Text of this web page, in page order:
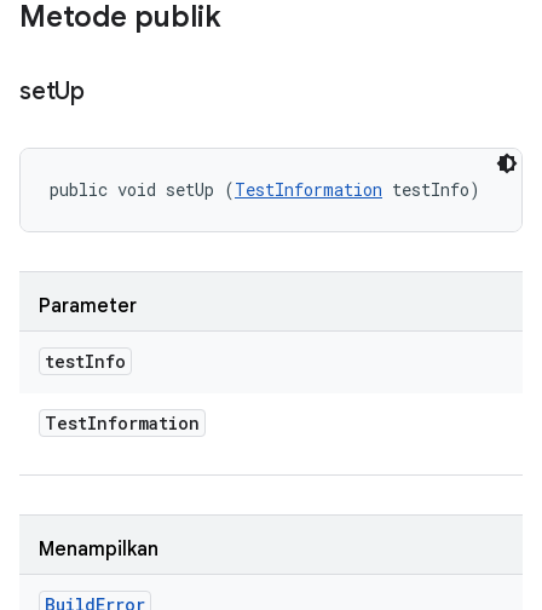
Metode publik
setUp
public void setUp (TestInformation testInfo)
Parameter
testInfo
TestInformation
Menampilkan
BuildError